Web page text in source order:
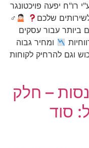
רו"ח יפעה פויכטונגר
שלכם
‍♂
ביותר עבור עסקים
ומחיר גבוה
וגם להרחיק לקוחות
– חלק
סוד